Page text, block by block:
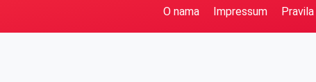
O nama Impressum